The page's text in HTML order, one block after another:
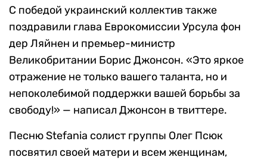
С победой украинский коллектив также
поздравили глава Еврокомиссии Урсула фон
дер Ляйнен и премьер-министр
Великобритании Борис Джонсон. «Это яркое
отражение не только вашего таланта, но и
непоколебимой поддержки вашей борьбы за
свободу!» — написал Джонсон в твиттере.
Песню Stefania солист группы Олег Псюк
посвятил своей матери и всем женщинам,